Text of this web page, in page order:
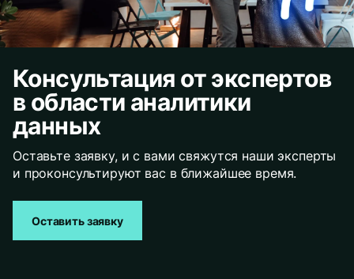
Консультация от экспертов
в области аналитики
данных
Оставьте заявку, и с вами свяжутся наши эксперты
и проконсультируют вас в ближайшее время.
Оставить заявку